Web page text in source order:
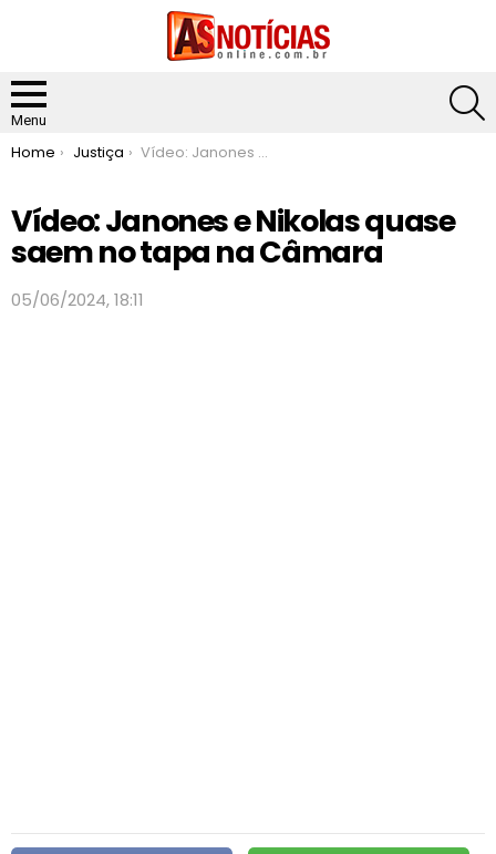
Menu
You are here:
Home Justiça Vídeo: Janones e Nikolas quase saem no tapa na Câmara
Vídeo: Janones e Nikolas quase
saem no tapa na Câmara
05/06/2024, 18:11